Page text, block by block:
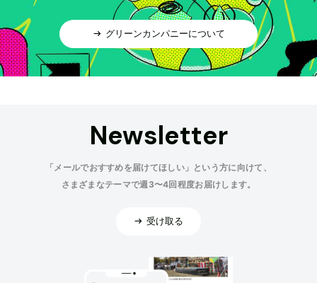
グリーンカンパニーについて
Newsletter
「メールでおすすめを届けてほしい」という方に向けて、
さまざまなテーマで週3〜4回程度お届けします。
受け取る